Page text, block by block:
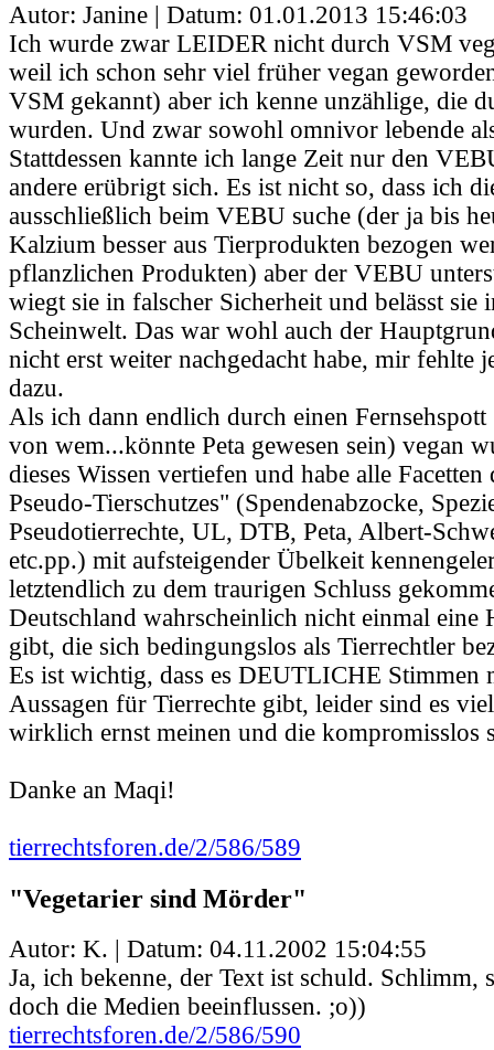
Autor: Janine | Datum: 01.01.2013 15:46:03
Ich wurde zwar LEIDER nicht durch VSM
weil ich schon sehr viel früher vegan
VSM gekannt) aber ich kenne unzählige, die
wurden. Und zwar sowohl omnivor lebende
Stattdessen kannte ich lange Zeit nur den
andere erübrigt sich. Es ist nicht so, dass ich
ausschließlich beim VEBU suche (der ja bis
Kalzium besser aus Tierprodukten bezogen
pflanzlichen Produkten) aber der VEBU
wiegt sie in falscher Sicherheit und belässt sie
Scheinwelt. Das war wohl auch der
nicht erst weiter nachgedacht habe, mir fehlte
dazu.
Als ich dann endlich durch einen
von wem...könnte Peta gewesen sein) vegan
dieses Wissen vertiefen und habe alle Facetten
Pseudo-Tierschutzes" (Spendenabzocke,
Pseudotierrechte, UL, DTB, Peta, Albert-
etc.pp.) mit aufsteigender Übelkeit
letztendlich zu dem traurigen Schluss
Deutschland wahrscheinlich nicht einmal eine
gibt, die sich bedingungslos als Tierrechtler
Es ist wichtig, dass es DEUTLICHE Stimmen
Aussagen für Tierrechte gibt, leider sind es
wirklich ernst meinen und die kompromisslos
Danke an Maqi!
tierrechtsforen.de/2/586/589
"Vegetarier sind Mörder"
Autor: K. | Datum: 04.11.2002 15:04:55
Ja, ich bekenne, der Text ist schuld. Schlimm,
doch die Medien beeinflussen. ;o))
tierrechtsforen.de/2/586/590